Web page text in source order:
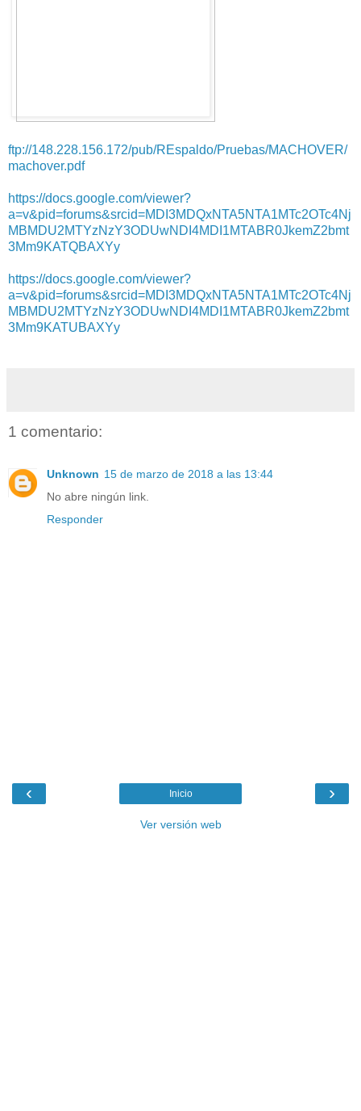
ftp://148.228.156.172/pub/REspaldo/Pruebas/MACHOVER/
machover.pdf
https://docs.google.com/viewer?
a=v&pid=forums&srcid=MDI3MDQxNTA5NTA1MTc2OTc4Nj
MBMDU2MTYzNzY3ODUwNDI4MDI1MTABR0JkemZ2bmt
3Mm9KATQBAXYy
https://docs.google.com/viewer?
a=v&pid=forums&srcid=MDI3MDQxNTA5NTA1MTc2OTc4Nj
MBMDU2MTYzNzY3ODUwNDI4MDI1MTABR0JkemZ2bmt
3Mm9KATUBAXYy
1 comentario:
Unknown 15 de marzo de 2018 a las 13:44
No abre ningún link.
Responder
‹ ›
Inicio
Ver versión web